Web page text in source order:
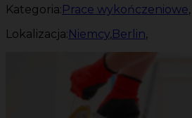
Kategoria: Prace wykończeniowe,
Lokalizacja: Niemcy,Berlin,